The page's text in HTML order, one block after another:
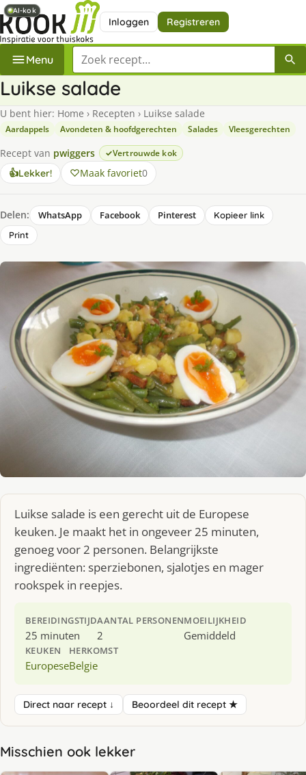
Inloggen Registreren
Menu Zoek een recept
Luikse salade
U bent hier: Home › Recepten › Luikse salade
Aardappels Avondeten & hoofdgerechten Salades Vleesgerechten
Recept van pwiggers Vertrouwde kok
👍Lekker! Maak favoriet0
Delen: WhatsApp Facebook Pinterest
Kopieer link
Print
Luikse salade is een gerecht uit de Europese
keuken. Je maakt het in ongeveer 25 minuten,
genoeg voor 2 personen. Belangrijkste
ingrediënten: sperziebonen, sjalotjes en mager
rookspek in reepjes.
BEREIDINGSTIJD
25 minuten
AANTAL PERSONEN
2
MOEILIJKHEID
Gemiddeld
KEUKEN
Europese
HERKOMST
Belgie
Direct naar recept ↓ Beoordeel dit recept ★
Misschien ook lekker
AI-kok
AI-kok